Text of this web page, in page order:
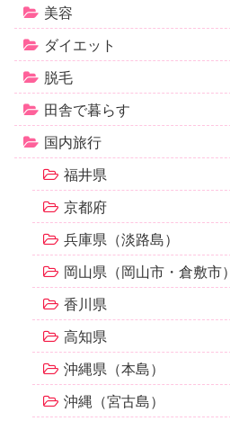
美容
ダイエット
脱毛
田舎で暮らす
国内旅行
福井県
京都府
兵庫県（淡路島）
岡山県（岡山市・倉敷市）
香川県
高知県
沖縄県（本島）
沖縄（宮古島）